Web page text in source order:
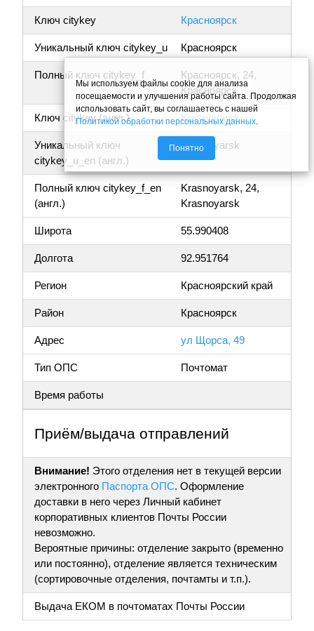
Ключ citykey Красноярск
Уникальный ключ citykey_u Красноярск
Полный ключ citykey_f
Красноярск, 24,
Красноярск
Ключ citykey (англ.) Krasnoyarsk
Уникальный ключ
citykey_u_en (англ.)
Krasnoyarsk
Полный ключ citykey_f_en
(англ.)
Krasnoyarsk, 24,
Krasnoyarsk
Широта 55.990408
Долгота 92.951764
Регион Красноярский край
Район Красноярск
Адрес ул Щорса, 49
Тип ОПС Почтомат
Время работы
Приём/выдача отправлений
Внимание! Этого отделения нет в текущей версии
электронного Паспорта ОПС. Оформление
доставки в него через Личный кабинет
корпоративных клиентов Почты России
невозможно.
Вероятные причины: отделение закрыто (временно
или постоянно), отделение является техническим
(сортировочные отделения, почтамты и т.п.).
Выдача ЕКОМ в почтоматах Почты России
Мы используем файлы cookie для анализа
посещаемости и улучшения работы сайта. Продолжая
использовать сайт, вы соглашаетесь с нашей
Политикой обработки персональных данных.
Понятно